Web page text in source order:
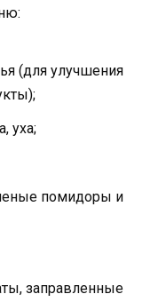
(для улучшения
уха;
помидоры и
заправленные